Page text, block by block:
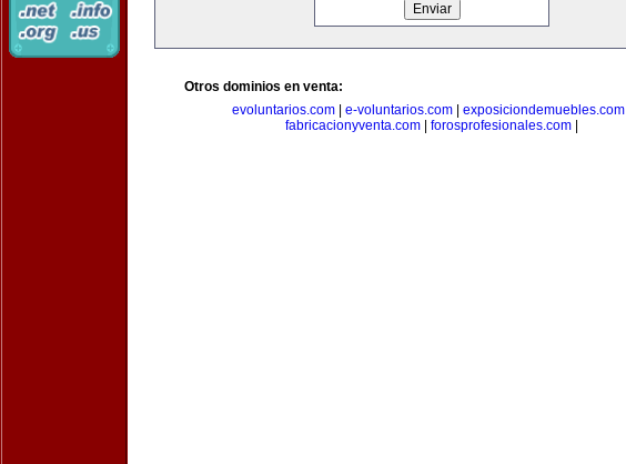
Otros dominios en venta:
evoluntarios.com
e-voluntarios.com exposiciondemuebles.com
fabricacionyventa.com
forosprofesionales.com